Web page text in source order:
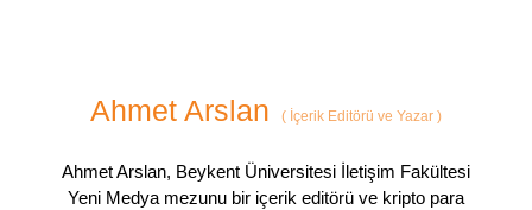
Ahmet Arslan ( İçerik Editörü ve Yazar )
Ahmet Arslan, Beykent Üniversitesi İletişim Fakültesi
Yeni Medya mezunu bir içerik editörü ve kripto para